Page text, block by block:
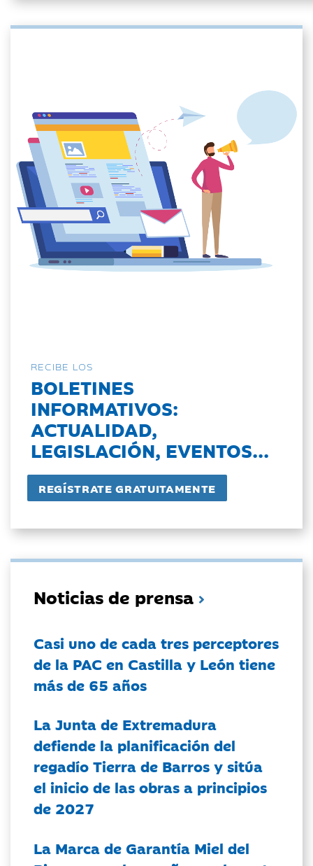
RECIBE LOS
BOLETINES
INFORMATIVOS:
ACTUALIDAD,
LEGISLACIÓN, EVENTOS...
Noticias de prensa
Casi uno de cada tres perceptores
de la PAC en Castilla y León tiene
más de 65 años
La Junta de Extremadura
defiende la planificación del
regadío Tierra de Barros y sitúa
el inicio de las obras a principios
de 2027
La Marca de Garantía Miel del